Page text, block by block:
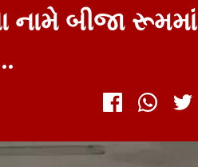
નામે બીજા રૂમમાં